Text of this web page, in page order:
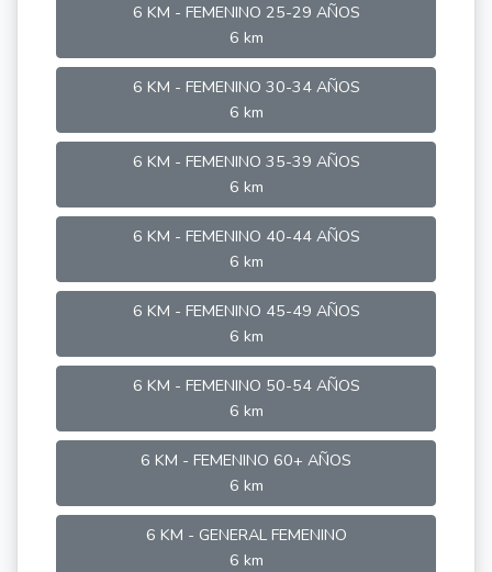
6 KM - FEMENINO 25-29 AÑOS
6 km
6 KM - FEMENINO 30-34 AÑOS
6 km
6 KM - FEMENINO 35-39 AÑOS
6 km
6 KM - FEMENINO 40-44 AÑOS
6 km
6 KM - FEMENINO 45-49 AÑOS
6 km
6 KM - FEMENINO 50-54 AÑOS
6 km
6 KM - FEMENINO 60+ AÑOS
6 km
6 KM - GENERAL FEMENINO
6 km